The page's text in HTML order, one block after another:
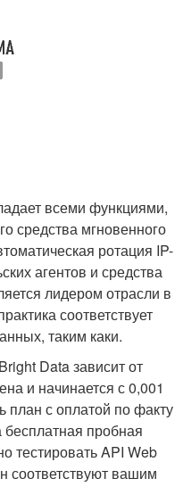
всеми функциями,
средства мгновенного
ротация IP-
агентов и средства
лидером отрасли в
соответствует
таким каки.
Data зависит от
и начинается с 0,001
план с оплатой по факту
пробная
тестировать API Web
соответствуют вашим